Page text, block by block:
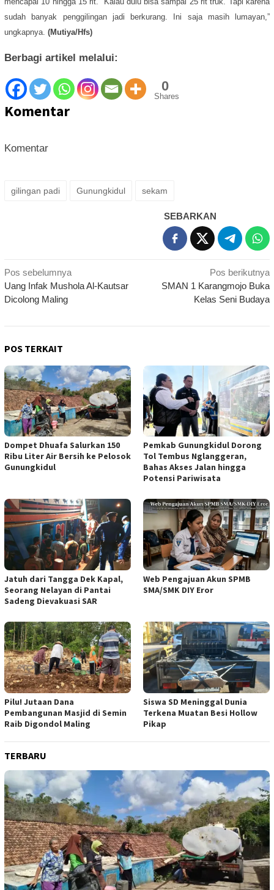
sudah banyak penggilingan jadi berkurang. Ini saja masih lumayan,”
ungkapnya. (Mutiya/Hfs)
Berbagi artikel melalui:
0
Shares
Komentar
Komentar
gilingan padi Gunungkidul sekam
SEBARKAN
Navigasi
pos
Pos sebelumnya
Uang Infak Mushola Al-Kautsar
Dicolong Maling
Pos berikutnya
SMAN 1 Karangmojo Buka
Kelas Seni Budaya
POS TERKAIT
Dompet Dhuafa Salurkan 150
Ribu Liter Air Bersih ke Pelosok
Gunungkidul
Pemkab Gunungkidul Dorong
Tol Tembus Nglanggeran,
Bahas Akses Jalan hingga
Potensi Pariwisata
Jatuh dari Tangga Dek Kapal,
Seorang Nelayan di Pantai
Sadeng Dievakuasi SAR
Web Pengajuan Akun SPMB
SMA/SMK DIY Eror
Pilu! Jutaan Dana
Pembangunan Masjid di Semin
Raib Digondol Maling
Siswa SD Meninggal Dunia
Terkena Muatan Besi Hollow
Pikap
TERBARU